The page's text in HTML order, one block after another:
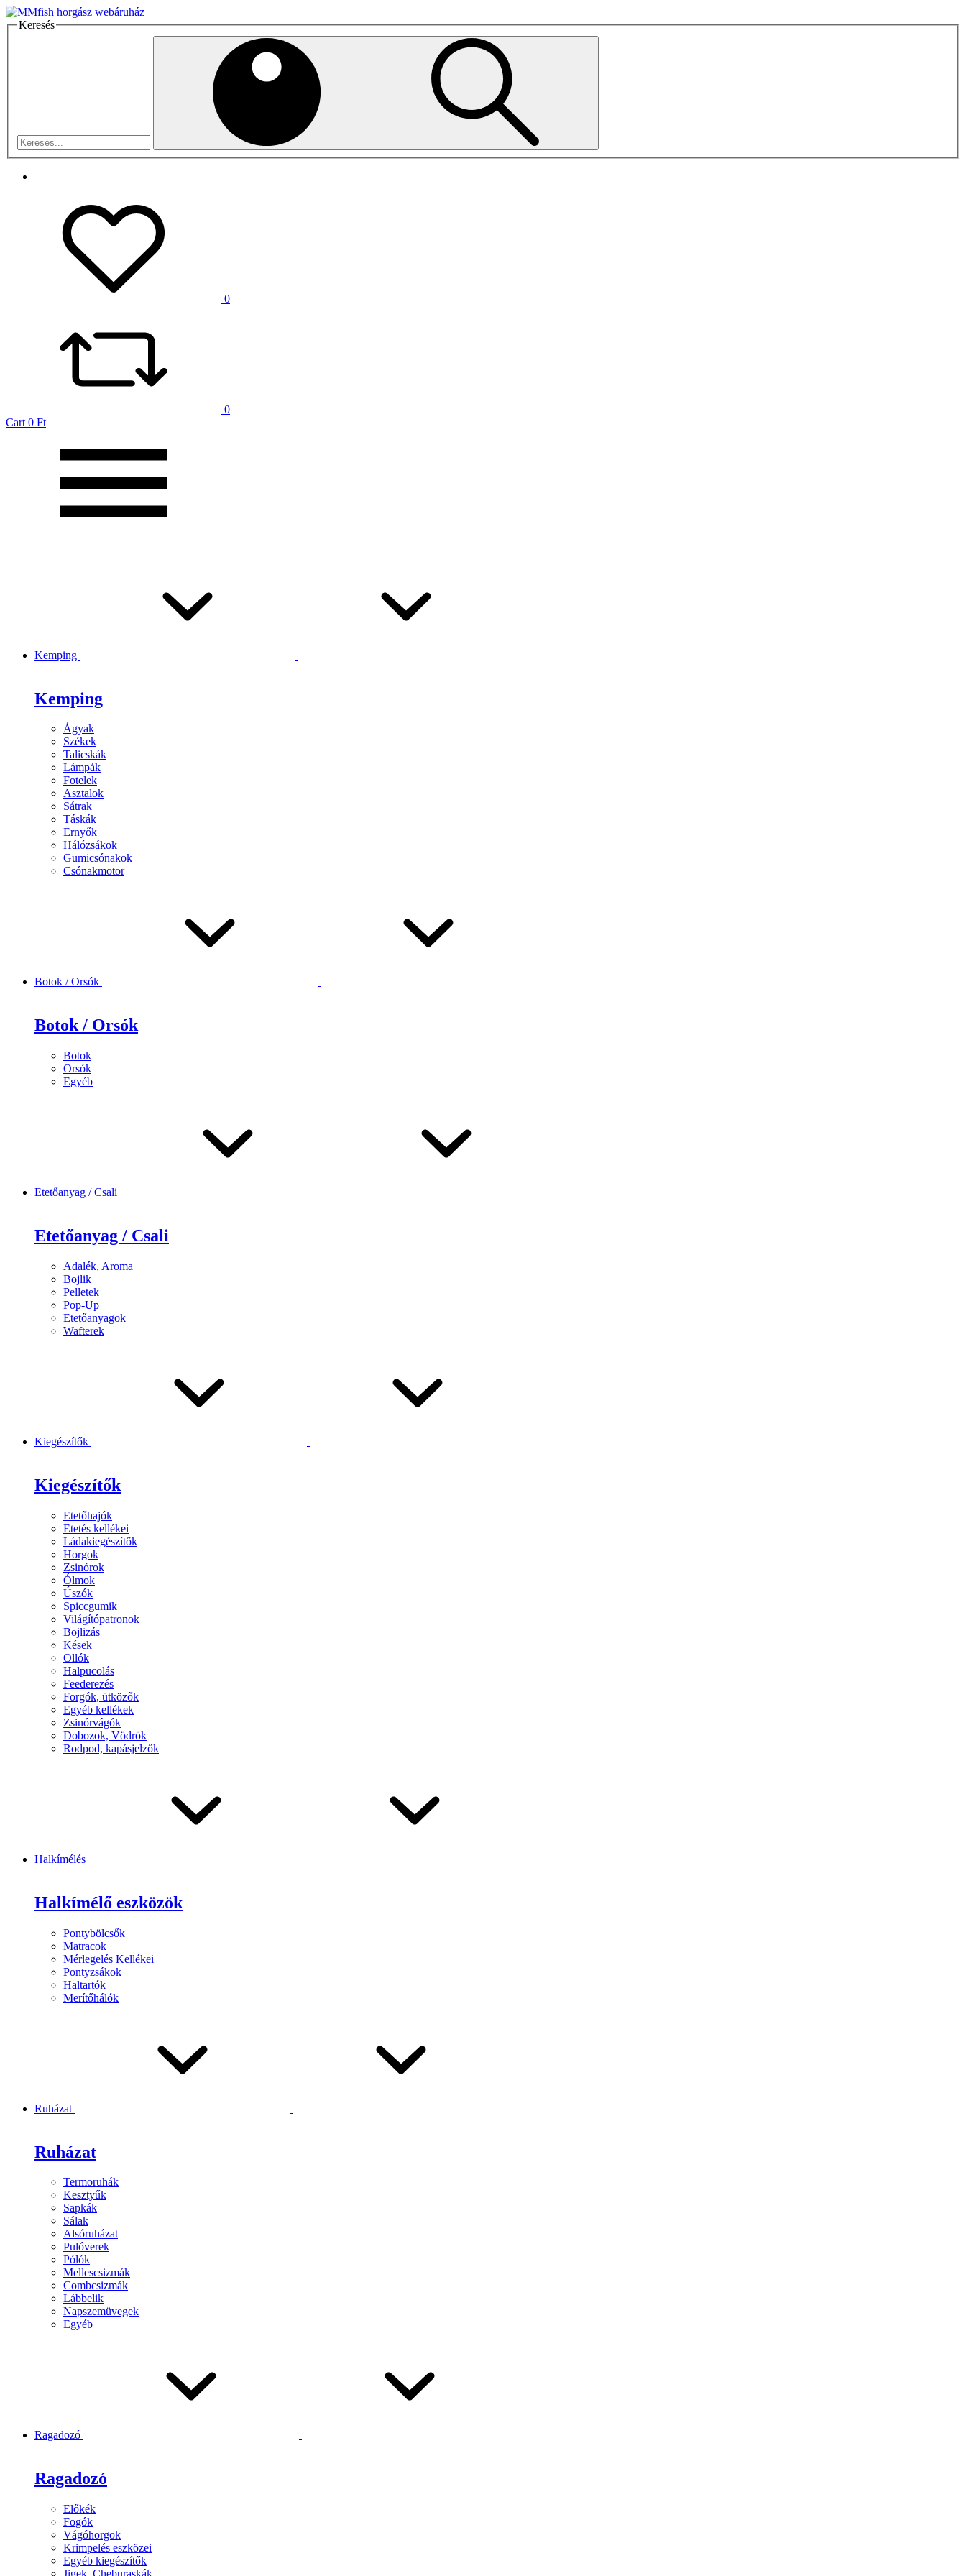
Keresés
0
0
Cart 0 Ft
Kemping
Kemping
Ágyak
Székek
Talicskák
Lámpák
Fotelek
Asztalok
Sátrak
Táskák
Ernyők
Hálózsákok
Gumicsónakok
Csónakmotor
Botok / Orsók
Botok / Orsók
Botok
Orsók
Egyéb
Etetőanyag / Csali
Etetőanyag / Csali
Adalék, Aroma
Bojlik
Pelletek
Pop-Up
Etetőanyagok
Wafterek
Kiegészítők
Kiegészítők
Etetőhajók
Etetés kellékei
Ládakiegészítők
Horgok
Zsinórok
Ólmok
Úszók
Spiccgumik
Világítópatronok
Bojlizás
Kések
Ollók
Halpucolás
Feederezés
Forgók, ütközők
Egyéb kellékek
Zsinórvágók
Dobozok, Vödrök
Rodpod, kapásjelzők
Halkímélés
Halkímélő eszközök
Pontybölcsők
Matracok
Mérlegelés Kellékei
Pontyzsákok
Haltartók
Merítőhálók
Ruházat
Ruházat
Termoruhák
Kesztyűk
Sapkák
Sálak
Alsóruházat
Pulóverek
Pólók
Mellescsizmák
Combcsizmák
Lábbelik
Napszemüvegek
Egyéb
Ragadozó
Ragadozó
Előkék
Fogók
Vágóhorgok
Krimpelés eszközei
Egyéb kiegészítők